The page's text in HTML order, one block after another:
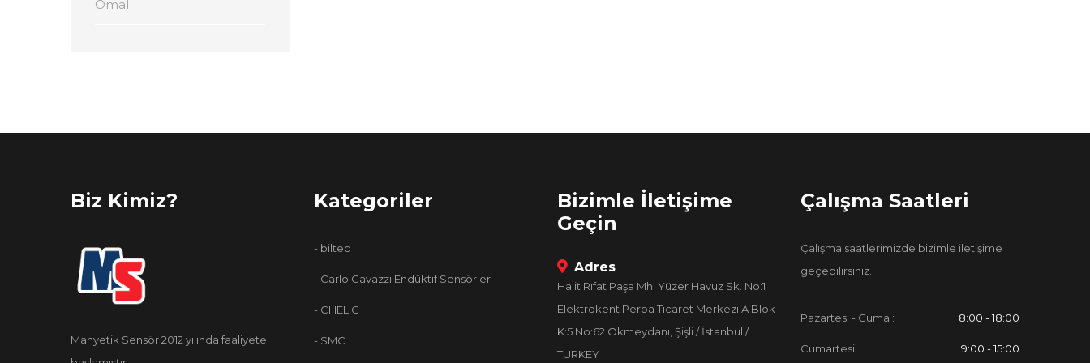
Omal
Biz Kimiz?
Manyetik Sensör 2012 yılında faaliyete
Kategoriler
- biltec
- Carlo Gavazzi Endüktif Sensörler
- CHELIC
- SMC
Bizimle İletişime
Geçin
Adres
Halit Rıfat Paşa Mh. Yüzer Havuz Sk. No:1
Elektrokent Perpa Ticaret Merkezi A Blok
K:5 No:62 Okmeydanı, Şişli / İstanbul /
TURKEY
Çalışma Saatleri
Çalışma saatlerimizde bizimle iletişime
geçebilirsiniz.
Pazartesi - Cuma : 8:00 - 18:00
Cumartesi: 9:00 - 15:00